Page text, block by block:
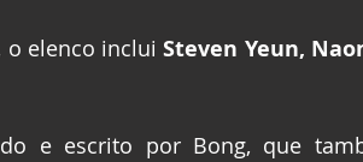
o elenco inclui Steven Yeun,
e escrito por Bong, que